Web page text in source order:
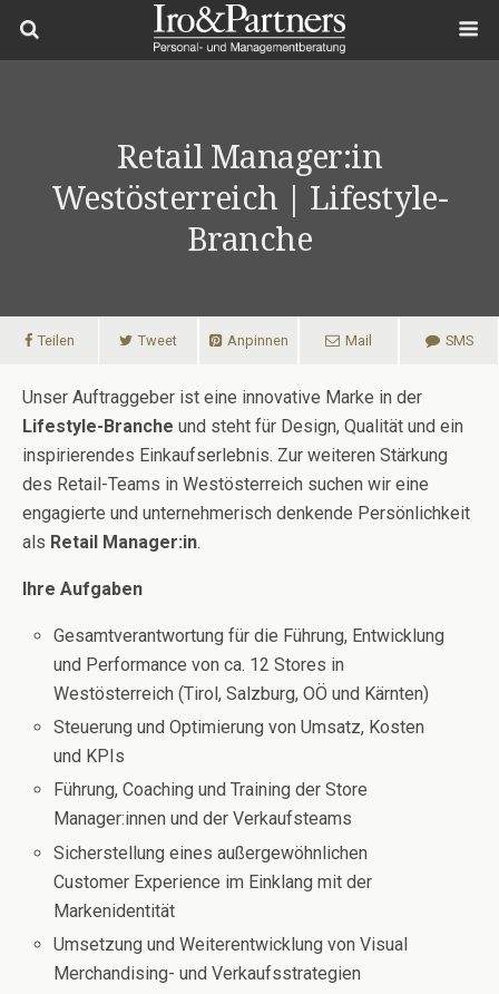
Retail Manager:in
Westösterreich | Lifestyle-
Branche
Teilen Tweet Anpinnen Mail SMS
Unser Auftraggeber ist eine innovative Marke in der
Lifestyle-Branche und steht für Design, Qualität und ein
inspirierendes Einkaufserlebnis. Zur weiteren Stärkung
des Retail-Teams in Westösterreich suchen wir eine
engagierte und unternehmerisch denkende Persönlichkeit
als Retail Manager:in.
Ihre Aufgaben
Gesamtverantwortung für die Führung, Entwicklung
und Performance von ca. 12 Stores in
Westösterreich (Tirol, Salzburg, OÖ und Kärnten)
Steuerung und Optimierung von Umsatz, Kosten
und KPIs
Führung, Coaching und Training der Store
Manager:innen und der Verkaufsteams
Sicherstellung eines außergewöhnlichen
Customer Experience im Einklang mit der
Markenidentität
Umsetzung und Weiterentwicklung von Visual
Merchandising- und Verkaufsstrategien